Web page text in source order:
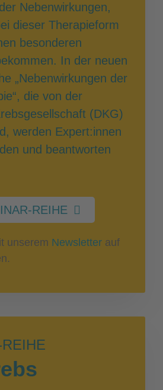
Nebenwirkungen,
dieser Therapieform
besonderen
In der neuen
„Nebenwirkungen der
die von der
(DKG)
werden Expert:innen
und beantworten
REIHE
unserem Newsletter auf